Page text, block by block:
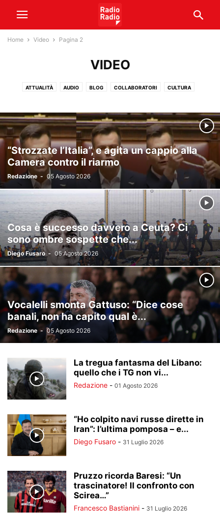
Home Video Pagina 2
VIDEO
ATTUALITÀ AUDIO BLOG COLLABORATORI CULTURA
SPONSORIZZATO SPORT TEAM TRADING VIDEO
“Strozzate l’Italia”, e agita un cappio alla
Camera contro il riarmo
Redazione - 05 Agosto 2026
Cosa è successo davvero a Ceuta? Ci
sono ombre sospette che...
Diego Fusaro - 05 Agosto 2026
Vocalelli smonta Gattuso: “Dice cose
banali, non ha capito qual è...
Redazione - 05 Agosto 2026
La tregua fantasma del Libano:
quello che i TG non vi...
Redazione - 01 Agosto 2026
“Ho colpito navi russe dirette in
Iran”: l’ultima pomposa – e...
Diego Fusaro - 31 Luglio 2026
Pruzzo ricorda Baresi: “Un
trascinatore! Il confronto con
Scirea…”
Francesco Bastianini - 31 Luglio 2026